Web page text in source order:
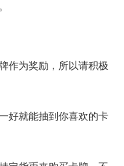
作为奖励，所以请积极
好就能抽到你喜欢的卡